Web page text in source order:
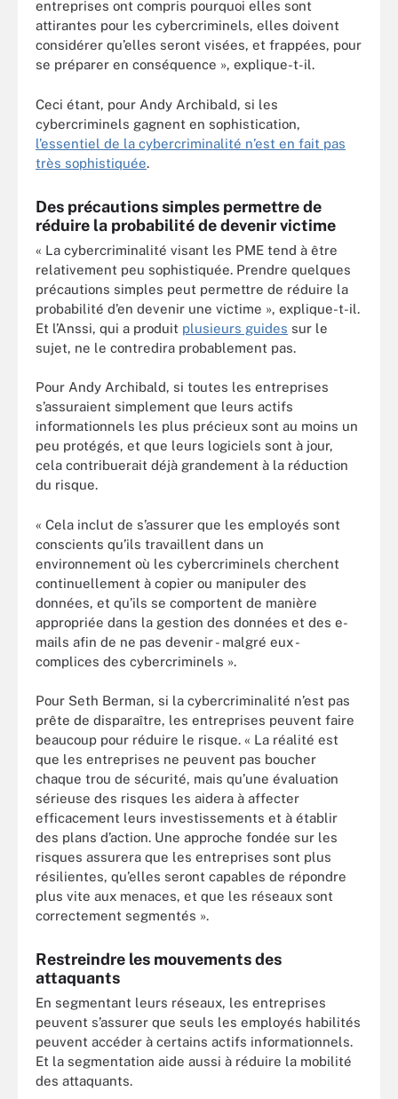
entreprises ont compris pourquoi elles sont
attirantes pour les cybercriminels, elles doivent
considérer qu’elles seront visées, et frappées, pour
se préparer en conséquence », explique-t-il.
Ceci étant, pour Andy Archibald, si les
cybercriminels gagnent en sophistication,
l’essentiel de la cybercriminalité n’est en fait pas
très sophistiquée.
Des précautions simples permettre de
réduire la probabilité de devenir victime
« La cybercriminalité visant les PME tend à être
relativement peu sophistiquée. Prendre quelques
précautions simples peut permettre de réduire la
probabilité d’en devenir une victime », explique-t-il.
Et l’Anssi, qui a produit plusieurs guides sur le
sujet, ne le contredira probablement pas.
Pour Andy Archibald, si toutes les entreprises
s’assuraient simplement que leurs actifs
informationnels les plus précieux sont au moins un
peu protégés, et que leurs logiciels sont à jour,
cela contribuerait déjà grandement à la réduction
du risque.
« Cela inclut de s’assurer que les employés sont
conscients qu’ils travaillent dans un
environnement où les cybercriminels cherchent
continuellement à copier ou manipuler des
données, et qu’ils se comportent de manière
appropriée dans la gestion des données et des e-
mails afin de ne pas devenir - malgré eux -
complices des cybercriminels ».
Pour Seth Berman, si la cybercriminalité n’est pas
prête de disparaître, les entreprises peuvent faire
beaucoup pour réduire le risque. « La réalité est
que les entreprises ne peuvent pas boucher
chaque trou de sécurité, mais qu’une évaluation
sérieuse des risques les aidera à affecter
efficacement leurs investissements et à établir
des plans d’action. Une approche fondée sur les
risques assurera que les entreprises sont plus
résilientes, qu’elles seront capables de répondre
plus vite aux menaces, et que les réseaux sont
correctement segmentés ».
Restreindre les mouvements des
attaquants
En segmentant leurs réseaux, les entreprises
peuvent s’assurer que seuls les employés habilités
peuvent accéder à certains actifs informationnels.
Et la segmentation aide aussi à réduire la mobilité
des attaquants.